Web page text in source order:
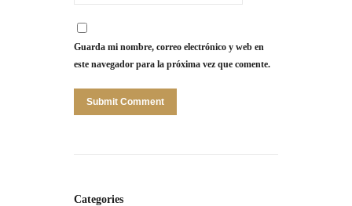
Guarda mi nombre, correo electrónico y web en
este navegador para la próxima vez que comente.
Categories